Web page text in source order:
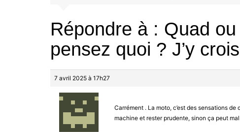
Répondre à : Quad
pensez quoi ? J’y
7 avril 2025 à 17h27
Carrément . La moto, c’est des sensations
machine et rester prudente, sinon ça peut